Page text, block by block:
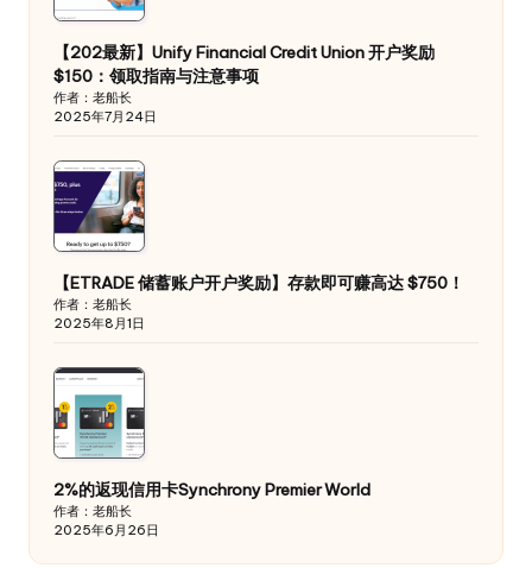
【202最新】Unify Financial Credit Union 开户奖励
$150：领取指南与注意事项
作者：老船长
2025年7月24日
【ETRADE 储蓄账户开户奖励】存款即可赚高达 $750！
作者：老船长
2025年8月1日
2%的返现信用卡Synchrony Premier World
作者：老船长
2025年6月26日